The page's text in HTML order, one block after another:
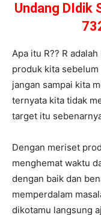
Undang DIdik
Apa itu R?? R
produk kita
jangan sampai kita
ternyata kita tidak
target itu
Dengan meriset
menghemat waktu
dengan baik dan
memperdalam
dikotamu langsung